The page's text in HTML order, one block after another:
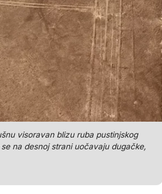
visoravan blizu ruba pustinjskog
na desnoj strani uočavaju dugačke,